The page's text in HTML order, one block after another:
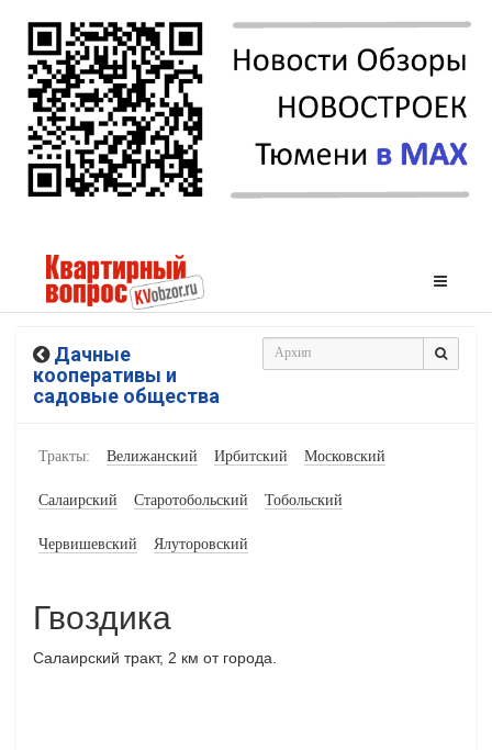
Дачные
кооперативы и
садовые общества
Тракты: Велижанский Ирбитский Московский
Салаирский Старотобольский Тобольский
Червишевский Ялуторовский
Гвоздика
Салаирский тракт, 2 км от города.